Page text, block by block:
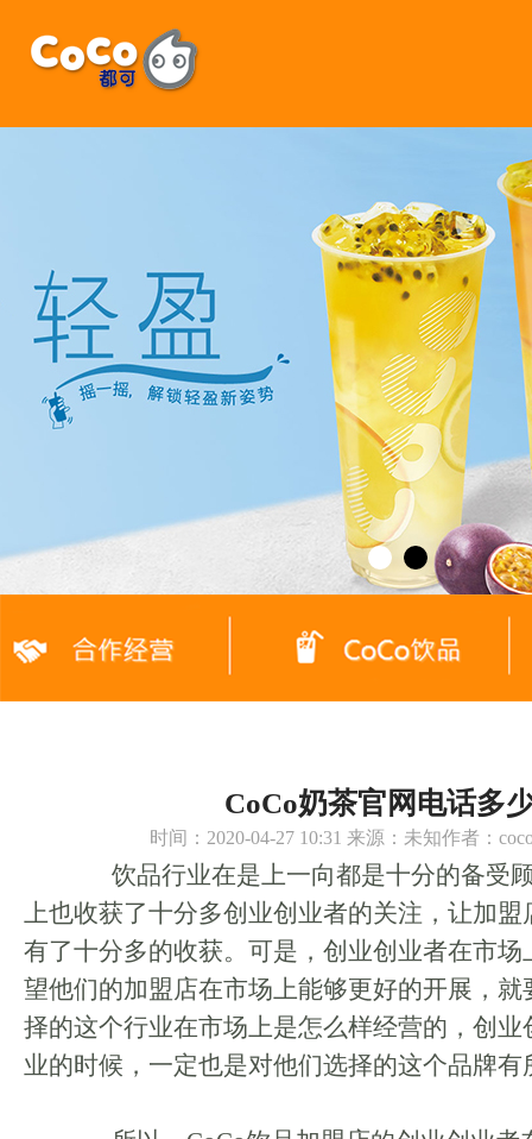
CoCo奶茶官网电话多
时间：2020-04-27 10:31 来源：未知作者：
饮品行业在是上一向都是十分的备受
上也收获了十分多创业创业者的关注，让加盟
有了十分多的收获。可是，创业创业者在市场
望他们的加盟店在市场上能够更好的开展，就
择的这个行业在市场上是怎么样经营的，创业
业的时候，一定也是对他们选择的这个品牌有